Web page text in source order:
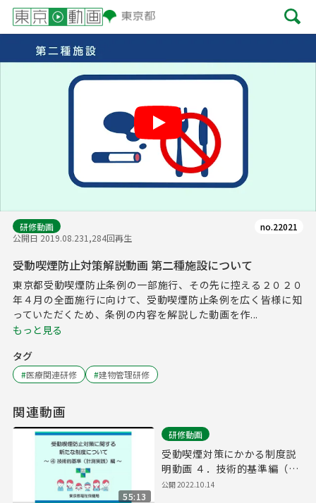
研修動画
公開日 2019.08.231,284回再生
no.22021
受動喫煙防止対策解説動画 第二種施設について
東京都受動喫煙防止条例の一部施行、その先に控える２０２０
年４月の全面施行に向けて、受動喫煙防止条例を広く皆様に知
っていただくため、条例の内容を解説した動画を作...
もっと見る
タグ
#医療関連研修 #建物管理研修
関連動画
55:13
研修動画
受動喫煙対策にかかる制度説
明動画 ４．技術的基準編（①
全編）
公開2022.10.14